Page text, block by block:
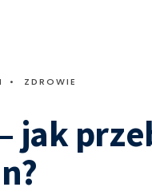
• ZDROWIE
jak